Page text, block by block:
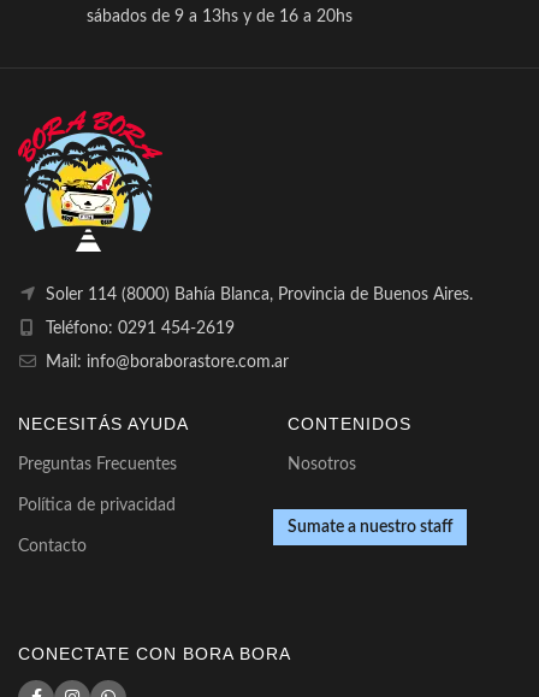
sábados de 9 a 13hs y de 16 a 20hs
Soler 114 (8000) Bahía Blanca, Provincia de Buenos Aires.
Teléfono: 0291 454-2619
Mail: info@boraborastore.com.ar
NECESITÁS AYUDA
Preguntas Frecuentes
Política de privacidad
Contacto
CONTENIDOS
Nosotros
Sumate a nuestro staff
CONECTATE CON BORA BORA